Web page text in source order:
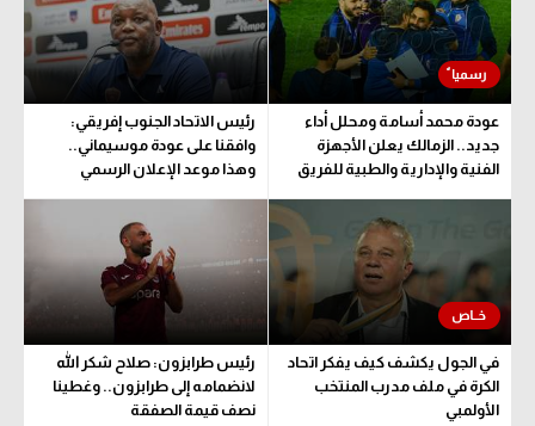
عودة محمد أسامة ومحلل أداء
جديد.. الزمالك يعلن الأجهزة
الفنية والإدارية والطبية للفريق
رئيس الاتحاد الجنوب إفريقي:
وافقنا على عودة موسيماني..
وهذا موعد الإعلان الرسمي
في الجول يكشف كيف يفكر اتحاد
الكرة في ملف مدرب المنتخب
الأولمبي
رئيس طرابزون: صلاح شكر الله
لانضمامه إلى طرابزون.. وغطينا
نصف قيمة الصفقة